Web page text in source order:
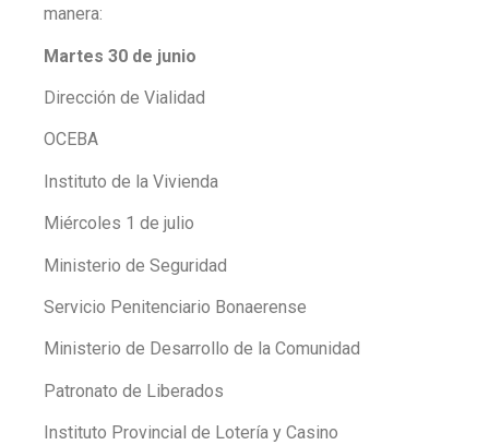
manera:
Martes 30 de junio
Dirección de Vialidad
OCEBA
Instituto de la Vivienda
Miércoles 1 de julio
Ministerio de Seguridad
Servicio Penitenciario Bonaerense
Ministerio de Desarrollo de la Comunidad
Patronato de Liberados
Instituto Provincial de Lotería y Casino